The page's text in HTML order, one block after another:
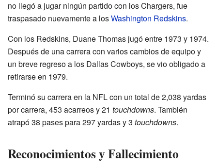
no llegó a jugar ningún partido con los Chargers, fue
traspasado nuevamente a losWashington Redskins.
Con los Redskins, Duane Thomas jugó entre 1973 y 1974.
Después de una carrera con varios cambios de equipo y
un breve regreso a los Dallas Cowboys, se vio obligado a
retirarse en 1979.
Terminó su carrera en la NFL con un total de 2,038 yardas
por carrera, 453 acarreos y 21 touchdowns. También
atrapó 38 pases para 297 yardas y 3 touchdowns.
Reconocimientos y Fallecimiento